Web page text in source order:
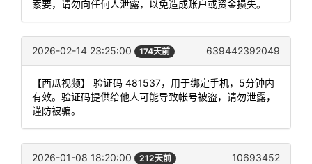
索要，请勿向任何人泄露，以免造成账户或资金损失。
2026-02-14 23:25:00 174天前 639442392049
【西瓜视频】 验证码 481537，用于绑定手机，5分钟内
有效。验证码提供给他人可能导致帐号被盗，请勿泄露，
谨防被骗。
2026-01-08 18:20:00 212天前 10693452